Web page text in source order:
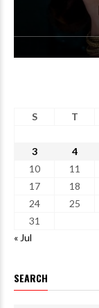
S
T
3
4
10
11
17
18
24
25
31
« Jul
SEARCH